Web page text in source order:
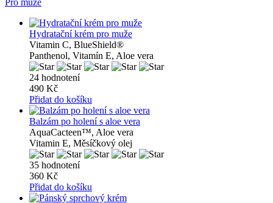
Pro muže
Hydratační krém pro muže
Vitamin C, BlueShield®
Panthenol, Vitamín E, Aloe vera
24 hodnotení
490 Kč
Přidat do košíku
Balzám po holení s aloe vera
AquaCacteen™, Aloe vera
Vitamin E, Měsíčkový olej
35 hodnotení
360 Kč
Přidat do košíku